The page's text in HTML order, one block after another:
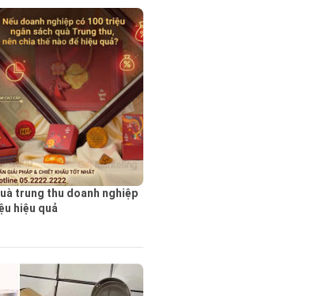
trung thu doanh nghiệp
hiệu quả